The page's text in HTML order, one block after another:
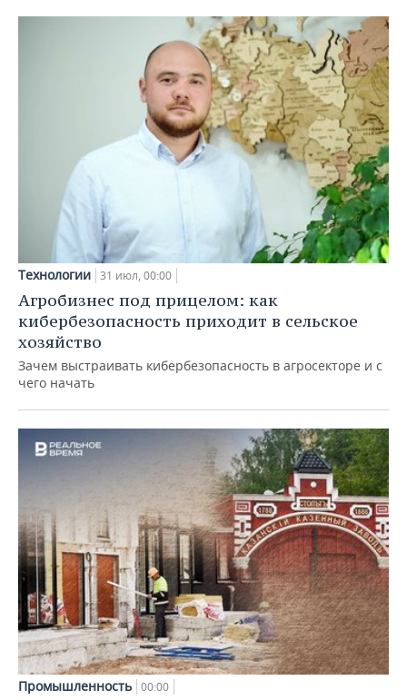
Технологии 31 июл, 00:00
Агробизнес под прицелом: как
кибербезопасность приходит в сельское
хозяйство
Зачем выстраивать кибербезопасность в агросекторе и с
чего начать
Промышленность 00:00